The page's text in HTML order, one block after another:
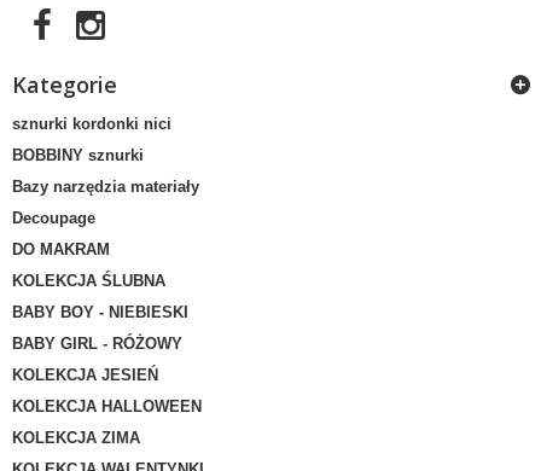
Kategorie
sznurki kordonki nici
BOBBINY sznurki
Bazy narzędzia materiały
Decoupage
DO MAKRAM
KOLEKCJA ŚLUBNA
BABY BOY - NIEBIESKI
BABY GIRL - RÓŻOWY
KOLEKCJA JESIEŃ
KOLEKCJA HALLOWEEN
KOLEKCJA ZIMA